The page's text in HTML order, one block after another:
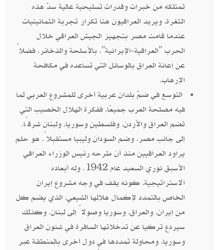
تمتلكه من خبرات وقدرات تسليحية عالية سدّ هذه
الثغرة، ويريد العراقيون هنا تكرار تجربة الثمانينيات
عندما قامت مصر بتجهيز الجيش العراقي خلال
الحرب "العراقية-الإيرانية"، بالأسلحة والذخائر، فضلاً
عن إعانة العراق بالوسائل التي تساعده في مكافحة
الإرهاب.
التوسع في ضمّ بلدان عربية أخرى للمشروع العربي لما
فيه مصلحة العرب جميعًا، ففكرة الهلال الخصيب التي
تضم العراق والأردن، وفلسطين وسوريا، ولبنان شرقًا،
إلى جانب مصر، وضم السودان وليبيا مستقبلاً، هو حلم
يراود العراقيين منذ أن طرحه رئيس الوزراء العراقي
الأسبق نوري السعيد عام 1942، وله أبعاده
الاستراتيجية، كونه يقف في وجه مشروع إيران
الخاص بالتمدد لإكمال هلالها الشيعي، الذي يضم كل
من إيران، والعراق، وسوريا وصولاً إلى لبنان. وكذلك
سيردع تركيا عن تدخلاتها السافرة في شئون العراق
وسوريا، ومحاولة تمددها في دول أخرى بالمنطقة عبر